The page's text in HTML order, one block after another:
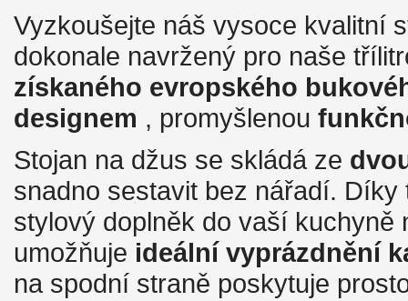
Vyzkoušejte náš vysoce kvalitní
dokonale navržený pro naše
získaného evropského
designem , promyšlenou
Stojan na džus se skládá ze
snadno sestavit bez nářadí.
stylový doplněk do vaší kuchyně
umožňuje ideální vyprázdnění
na spodní straně poskytuje